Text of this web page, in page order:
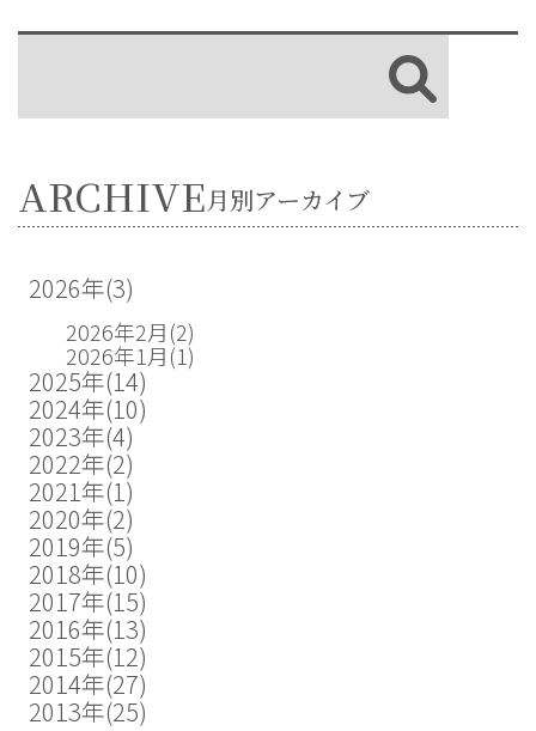
ARCHIVE月別アーカイブ
2026年(3)
2026年2月(2)
2026年1月(1)
2025年(14)
2024年(10)
2023年(4)
2022年(2)
2021年(1)
2020年(2)
2019年(5)
2018年(10)
2017年(15)
2016年(13)
2015年(12)
2014年(27)
2013年(25)